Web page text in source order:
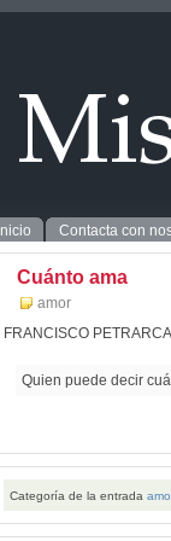
Inicio Contacta con
Cuánto ama
amor
FRANCISCO PETRARCA
Quien puede decir
Categoría de la entrada